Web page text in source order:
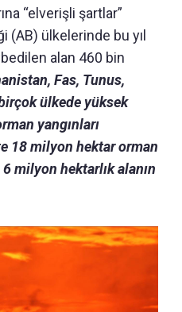
“elverişli şartlar”
(AB) ülkelerinde bu yıl
alan 460 bin
Fas, Tunus,
ülkede yüksek
yangınları
18 milyon hektar orman
6 milyon hektarlık alanın